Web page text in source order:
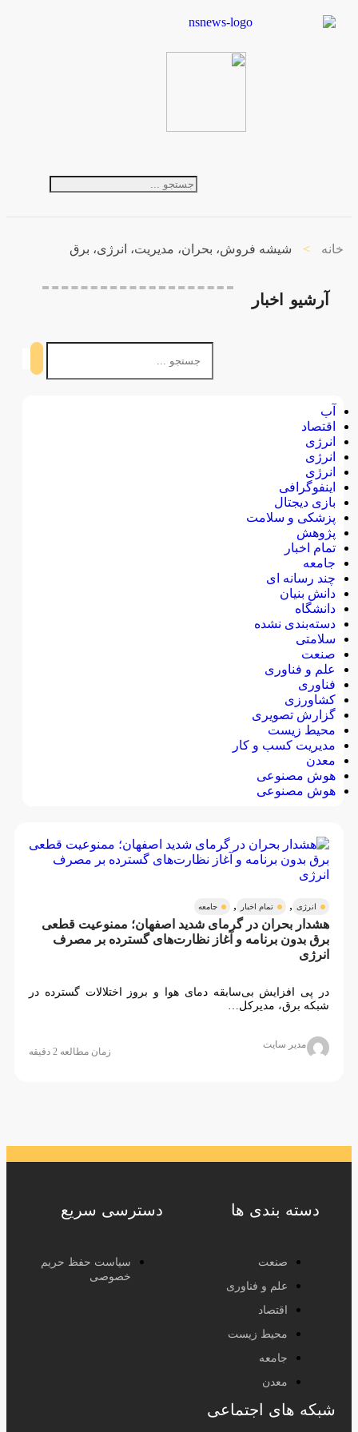
خانه > شیشه فروش، بحران، مدیریت، انرژی، برق
آرشیو اخبار
آب
اقتصاد
انرژی
انرژی
انرژی
اینفوگرافی
بازی دیجتال
پزشکی و سلامت
پژوهش
تمام اخبار
جامعه
چند رسانه ای
دانش بنیان
دانشگاه
دسته‌بندی نشده
سلامتی
صنعت
علم و فناوری
فناوری
کشاورزی
گزارش تصویری
محیط زیست
مدیریت کسب و کار
معدن
هوش مصنوعی
هوش مصنوعی
انرژی , تمام اخبار , جامعه
هشدار بحران در گرمای شدید اصفهان؛ ممنوعیت قطعی
برق بدون برنامه و آغاز نظارت‌های گسترده بر مصرف
انرژی
در پی افزایش بی‌سابقه دمای هوا و بروز اختلالات گسترده در
شبکه برق، مدیرکل…
مدیر سایت
زمان مطالعه 2 دقیقه
دسته بندی ها
صنعت
علم و فناوری
اقتصاد
محیط زیست
جامعه
معدن
دسترسی سریع
سیاست حفظ حریم
خصوصی
شبکه های اجتماعی